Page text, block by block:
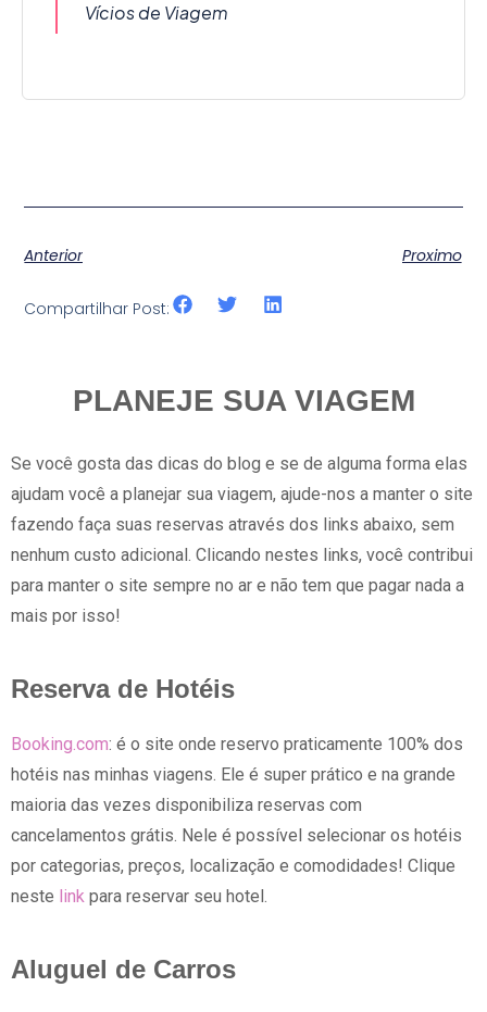
Vícios de Viagem
Anterior Proximo
Compartilhar Post:
PLANEJE SUA VIAGEM
Se você gosta das dicas do blog e se de alguma forma elas
ajudam você a planejar sua viagem, ajude-nos a manter o site
fazendo faça suas reservas através dos links abaixo, sem
nenhum custo adicional. Clicando nestes links, você contribui
para manter o site sempre no ar e não tem que pagar nada a
mais por isso!
Reserva de Hotéis
Booking.com: é o site onde reservo praticamente 100% dos
hotéis nas minhas viagens. Ele é super prático e na grande
maioria das vezes disponibiliza reservas com
cancelamentos grátis. Nele é possível selecionar os hotéis
por categorias, preços, localização e comodidades! Clique
neste link para reservar seu hotel.
Aluguel de Carros